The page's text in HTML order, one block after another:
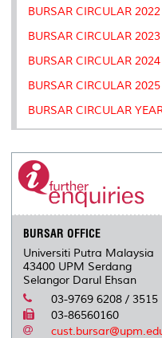
BURSAR CIRCULAR 2022
BURSAR CIRCULAR 2023
BURSAR CIRCULAR 2024
BURSAR CIRCULAR 2025
BURSAR CIRCULAR
BURSAR OFFICE
Universiti Putra Malaysia
43400 UPM Serdang
Selangor Darul Ehsan
03-9769 6208 / 3515
03-86560160